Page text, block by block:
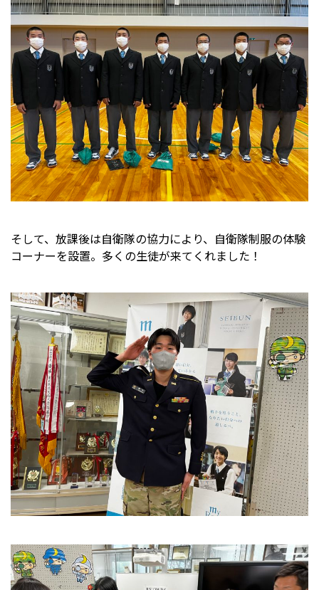
そして、放課後は自衛隊の協力により、自衛隊制服の体験
コーナーを設置。多くの生徒が来てくれました！